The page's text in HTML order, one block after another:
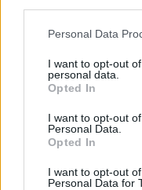
Personal Data
I want to opt-out
personal data.
Opted In
I want to opt-out
Personal Data.
Opted In
I want to opt-out
Personal Data for
Sito del bar
Foto Wikimedia